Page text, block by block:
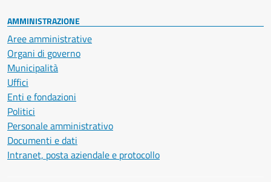
AMMINISTRAZIONE
Aree amministrative
Organi di governo
Municipalità
Uffici
Enti e fondazioni
Politici
Personale amministrativo
Documenti e dati
Intranet, posta aziendale e protocollo